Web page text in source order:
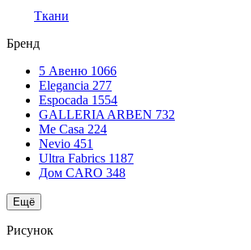
Ткани
Бренд
5 Авеню 1066
Elegancia 277
Espocada 1554
GALLERIA ARBEN 732
Me Casa 224
Nevio 451
Ultra Fabrics 1187
Дом CARO 348
Ещё
Рисунок